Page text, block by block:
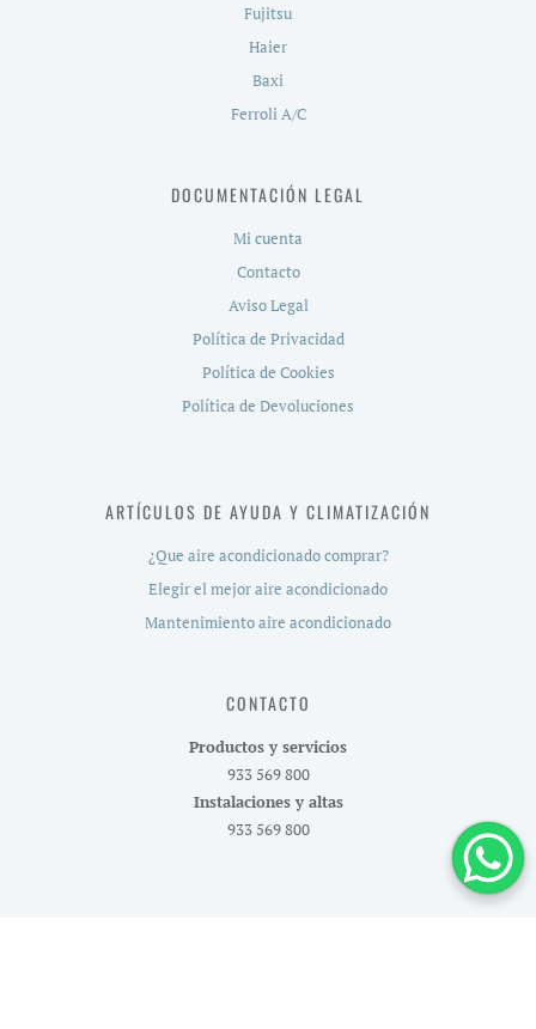
Fujitsu
Haier
Baxi
Ferroli A/C
DOCUMENTACIÓN LEGAL
Mi cuenta
Contacto
Aviso Legal
Política de Privacidad
Política de Cookies
Política de Devoluciones
ARTÍCULOS DE AYUDA Y CLIMATIZACIÓN
¿Que aire acondicionado comprar?
Elegir el mejor aire acondicionado
Mantenimiento aire acondicionado
CONTACTO
Productos y servicios
933 569 800
Instalaciones y altas
933 569 800